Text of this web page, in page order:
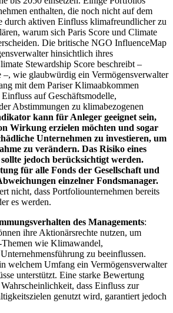
enthalten, die noch nicht auf dem
durch aktiven Einfluss klimafreundlicher zu
warum sich Paris Score und Climate
Die britische NGO InfluenceMap
hinsichtlich ihres
Stewardship Score beschreibt –
–, wie glaubwürdig ein Vermögensverwalter
mit dem Pariser Klimaabkommen
auf Geschäftsmodelle,
Abstimmungen zu klimabezogenen
kann für Anleger geeignet sein,
Wirkung erzielen möchten und sogar
Unternehmen zu investieren, um
zu verändern. Das Risiko eines
jedoch berücksichtigt werden.
für alle Fonds der Gesellschaft und
einzelner Fondsmanager.
nicht, dass Portfoliounternehmen bereits
es werden.
des Managements:
ihre Aktionärsrechte nutzen, um
wie Klimawandel,
zu beeinflussen.
welchem Umfang ein Vermögensverwalter
unterstützt. Eine starke Bewertung
dass Einfluss zur
genutzt wird, garantiert jedoch